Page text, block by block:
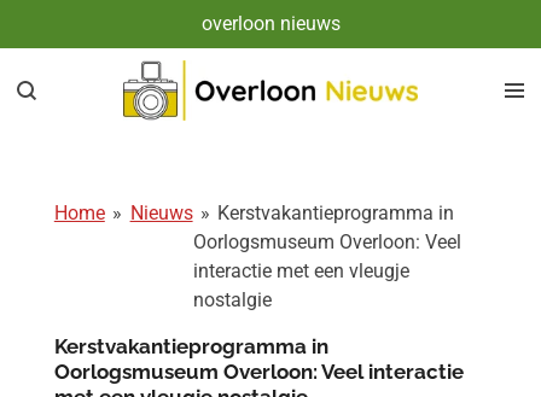
direct
naar
overloon nieuws
Home » Nieuws » Kerstvakantieprogramma in
Oorlogsmuseum Overloon: Veel
interactie met een vleugje
nostalgie
Kerstvakantieprogramma in
Oorlogsmuseum Overloon: Veel interactie